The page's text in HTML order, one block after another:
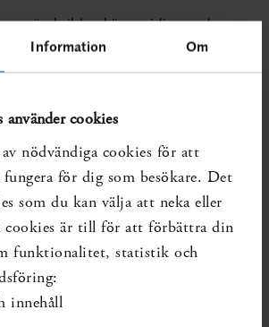
Information Om
använder cookies
nödvändiga cookies för att
fungera för dig som besökare. Det
som du kan välja att neka eller
cookies är till för att förbättra din
funktionalitet, statistik och
innehåll
används ibland ärrecidiverande
att man efter att ha tillfrisknat
en eller flera gånger.
skillnad mellan utbrändhet och
på grund av påfrestningar i arbetet
blivit allt vanligare. Sedan 1997 har
psykisk ohälsa ökat kraftigt i
de sjukskrivna har en depression som
som vi i vardagslag kallar stress. Det